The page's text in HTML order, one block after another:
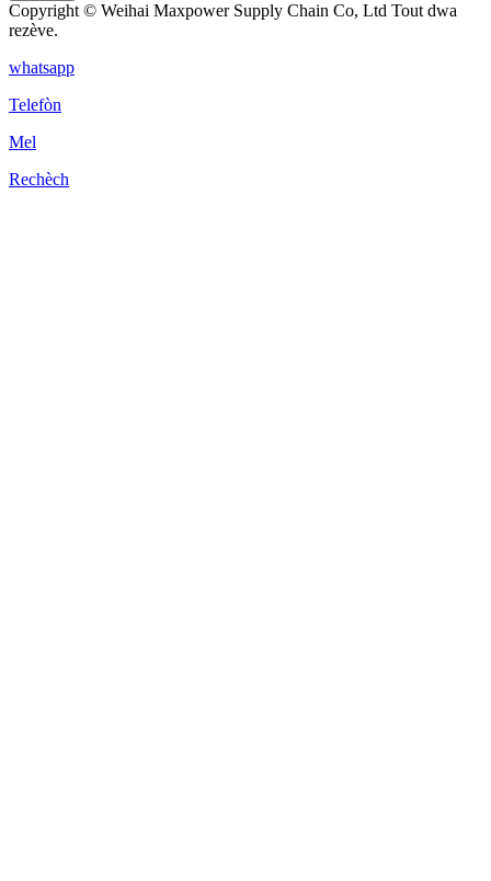
Copyright © Weihai Maxpower Supply Chain Co, Ltd Tout dwa
rezève.
whatsapp
Telefòn
Mel
Rechèch